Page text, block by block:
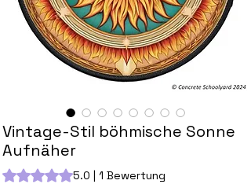
Vintage-Stil böhmische Sonne
Aufnäher
Das Rating beträgt 5.0 von fünf Sternen,
5.0 | 1 Bewertung